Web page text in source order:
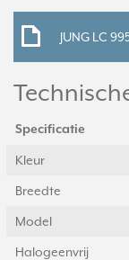
JUNG LC
Specificatie
Kleur
Breedte
Model
Halogeenvrij